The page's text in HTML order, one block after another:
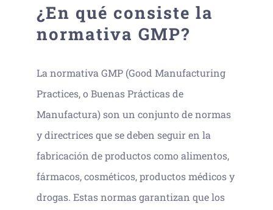
¿En qué consiste la
normativa GMP?
La normativa GMP (Good Manufacturing
Practices, o Buenas Prácticas de
Manufactura) son un conjunto de normas
y directrices que se deben seguir en la
fabricación de productos como alimentos,
fármacos, cosméticos, productos médicos y
drogas. Estas normas garantizan que los